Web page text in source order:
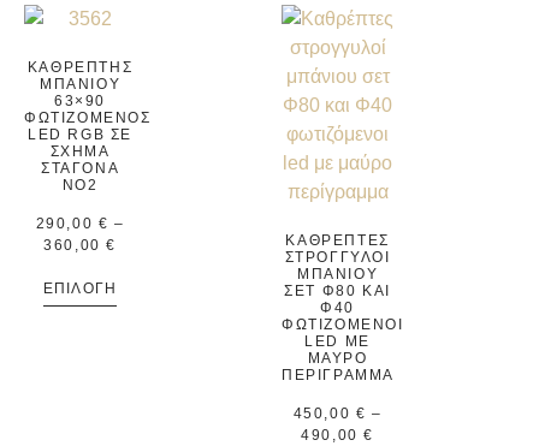
ΚΑΘΡΈΠΤΗΣ
ΜΠΆΝΙΟΥ
63×90
ΦΩΤΙΖΌΜΕΝΟΣ
LED RGB ΣΕ
ΣΧΉΜΑ
ΣΤΑΓΌΝΑ
ΝΟ2
290,00 € –
360,00€
ΕΠΙΛΟΓΉ
ΚΑΘΡΈΠΤΕΣ
ΣΤΡΟΓΓΥΛΟΊ
ΜΠΆΝΙΟΥ
ΣΕΤ Φ80 ΚΑΙ
Φ40
ΦΩΤΙΖΌΜΕΝΟΙ
LED ΜΕ
ΜΑΎΡΟ
ΠΕΡΊΓΡΑΜΜΑ
450,00 € –
490,00€